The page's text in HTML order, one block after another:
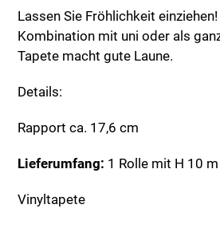
Menge
Lassen Sie Fröhlichkeit
Kombination mit uni oder als
Tapete macht gute Laune.
Details:
Rapport ca. 17,6 cm
Lieferumfang: 1 Rolle mit H 10
Vinyltapete